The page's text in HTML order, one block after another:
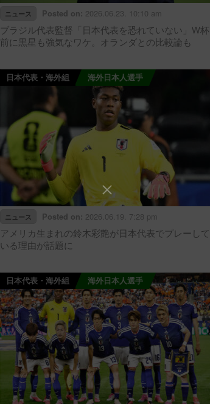
ニュース Posted on: 2026.06.23. 10:10 am
ブラジル代表監督「日本代表を恐れていない」W杯
前に黒星も強気なワケ。オランダとの比較論も
日本代表・海外組 海外日本人選手
ニュース Posted on: 2026.06.19. 7:28 pm
アメリカ生まれの鈴木彩艶が日本代表でプレーして
いる理由が話題に
日本代表・海外組 海外日本人選手